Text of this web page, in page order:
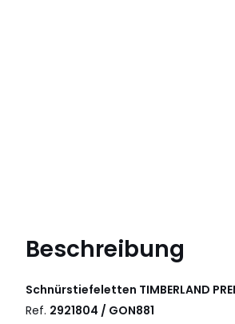
Beschreibung
Schnürstiefeletten TIMBERLAND
Ref. 2921804 / GON881